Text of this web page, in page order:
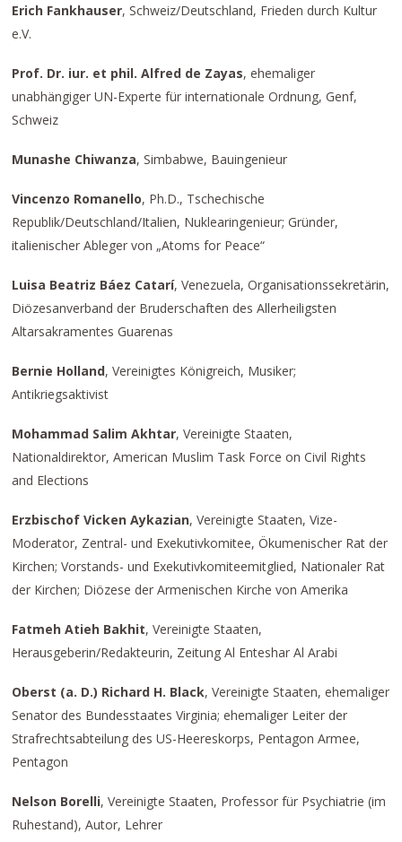
Erich Fankhauser, Schweiz/Deutschland, Frieden durch Kultur
e.V.
Prof. Dr. iur. et phil.Alfred de Zayas, ehemaliger
unabhängiger UN-Experte für internationale Ordnung, Genf,
Schweiz
Munashe Chiwanza, Simbabwe, Bauingenieur
Vincenzo Romanello, Ph.D., Tschechische
Republik/Deutschland/Italien, Nuklearingenieur; Gründer,
italienischer Ableger von „Atoms for Peace“
Luisa Beatriz Báez Catarí, Venezuela, Organisationssekretärin,
Diözesanverband der Bruderschaften des Allerheiligsten
Altarsakramentes Guarenas
Bernie Holland, Vereinigtes Königreich, Musiker;
Antikriegsaktivist
Mohammad Salim Akhtar, Vereinigte Staaten,
Nationaldirektor, American Muslim Task Force on Civil Rights
and Elections
Erzbischof Vicken Aykazian, Vereinigte Staaten, Vize-
Moderator, Zentral- und Exekutivkomitee, Ökumenischer Rat der
Kirchen; Vorstands- und Exekutivkomiteemitglied, Nationaler Rat
der Kirchen; Diözese der Armenischen Kirche von Amerika
Fatmeh Atieh Bakhit, Vereinigte Staaten,
Herausgeberin/Redakteurin, Zeitung Al Enteshar Al Arabi
Oberst (a. D.) Richard H. Black, Vereinigte Staaten, ehemaliger
Senator des Bundesstaates Virginia; ehemaliger Leiter der
Strafrechtsabteilung des US-Heereskorps, Pentagon Armee,
Pentagon
Nelson Borelli, Vereinigte Staaten, Professor für Psychiatrie (im
Ruhestand), Autor, Lehrer